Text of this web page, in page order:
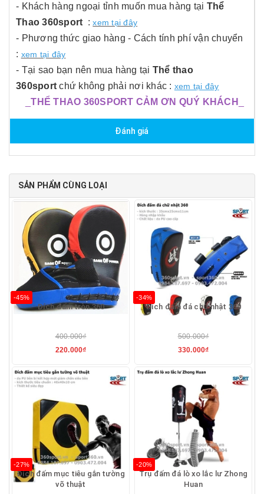
- Khách hàng ngoại tỉnh muốn mua hàng tại Thể
Thao 360sport :xem tại đây
- Phương thức giao hàng - Cách tính phí vận chuyển
: xem tại đây
- Tại sao bạn nên mua hàng tại Thể thao
360sport chứ không phải nơi khác : xem tại đây
_THỂ THAO 360SPORT CẢM ƠN QUÝ KHÁCH
Đánh giá
SẢN PHẨM CÙNG LOẠI
-45%
Đích đấm tròn 360
400.000₫
220.000₫
-34%
Đích đấm đá chữ nhật 360
500.000₫
330.000₫
-27%
Đích đấm mục tiêu gắn tường
võ thuật
-20%
Trụ đấm đá lò xo lắc lư Zhong
Huan